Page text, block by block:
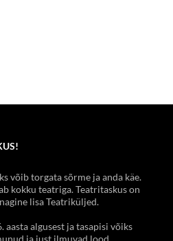
võib torgata sõrme ja anda käe.
kokku teatriga. Teatritaskus on
lisa Teatriküljed.
algusest ja tasapisi võiks